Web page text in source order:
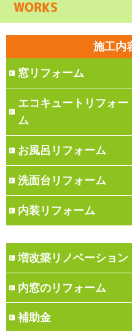
WORKS
施工内
窓リフォーム
エコキュートリフォー
ム
お風呂リフォーム
洗面台リフォーム
内装リフォーム
増改築リノベーション
内窓のリフォーム
補助金